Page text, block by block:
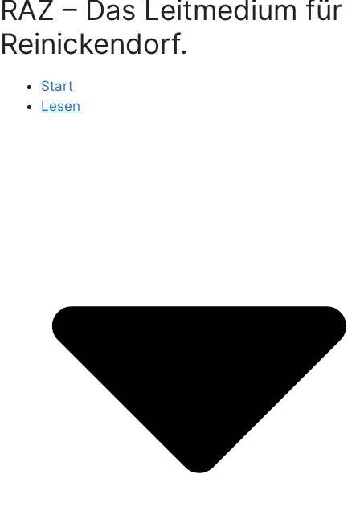
RAZ – Das Leitmedium für
Reinickendorf.
Start
Lesen